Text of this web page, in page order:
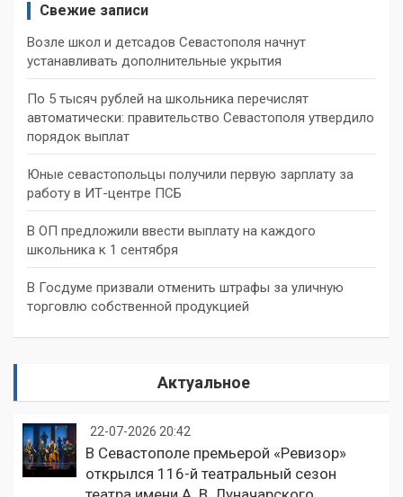
Свежие записи
Возле школ и детсадов Севастополя начнут
устанавливать дополнительные укрытия
По 5 тысяч рублей на школьника перечислят
автоматически: правительство Севастополя утвердило
порядок выплат
Юные севастопольцы получили первую зарплату за
работу в ИТ-центре ПСБ
В ОП предложили ввести выплату на каждого
школьника к 1 сентября
В Госдуме призвали отменить штрафы за уличную
торговлю собственной продукцией
Актуальное
22-07-2026 20:42
В Севастополе премьерой «Ревизор»
открылся 116-й театральный сезон